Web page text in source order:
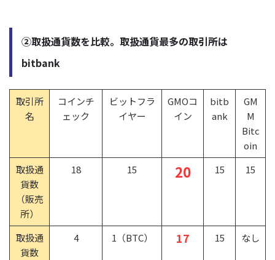
②取扱通貨数を比較。取扱通貨最多の取引所は
bitbank
取引所
名
コインチ
ェック
ビットフラ
イヤー
GMOコ
イン
bitb
ank
GM
M
Bitc
oin
取扱通
貨数
（販売
所）
18 15 20 15 15
取扱通
貨数
4 1（BTC） 17 15 なし